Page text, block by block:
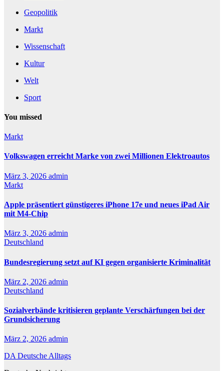
Geopolitik
Markt
Wissenschaft
Kultur
Welt
Sport
You missed
Markt
Volkswagen erreicht Marke von zwei Millionen Elektroautos
März 3, 2026 admin
Markt
Apple präsentiert günstigeres iPhone 17e und neues iPad Air
mit M4-Chip
März 3, 2026 admin
Deutschland
Bundesregierung setzt auf KI gegen organisierte Kriminalität
März 2, 2026 admin
Deutschland
Sozialverbände kritisieren geplante Verschärfungen bei der
Grundsicherung
März 2, 2026 admin
DA Deutsche Alltags